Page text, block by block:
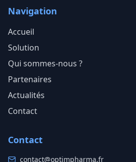
Navigation
Accueil
Solution
Qui sommes-nous ?
Partenaires
Actualités
Contact
Contact
contact@optimpharma.fr